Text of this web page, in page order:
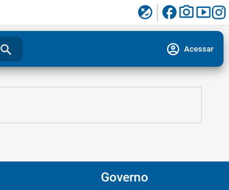
flaky facebookphoto_camerasmart_display
search account_circle Acessar
Governo